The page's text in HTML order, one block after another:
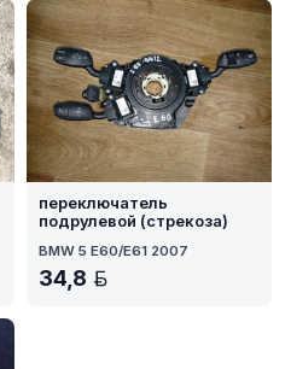
переключатель
подрулевой (стрекоза)
BMW 5 E60/E61 2007
34,8